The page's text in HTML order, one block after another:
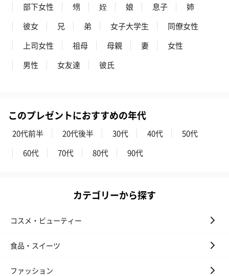
ハンドクリーム3本セッ
（1,100円）
シャワージェル＆ハン
レープフルーツ）
シャワージェ
リラックスグッズ
リラックスグッズを同梱してお届けします。
（ブルー）（748円）
【Thank you
部下女性
甥 姪 娘 息子
姉
彼女
兄 弟 女子大学生
同僚女性
上司女性
祖母 母親 妻
女性
男性
女友達 彼氏
このプレゼントにおすすめの年代
20代前半 20代後半 30代 40代
50代
60代
70代 80代 90代
カテゴリーから探す
コスメ・ビューティー
食品・スイーツ
ファッション